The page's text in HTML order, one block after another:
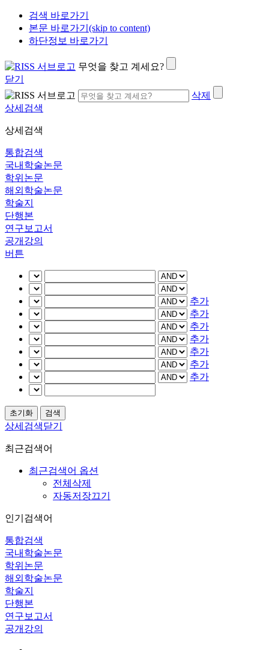
검색 바로가기
본문 바로가기(skip to content)
하단정보 바로가기
무엇을 찾고 계세요?
닫기
삭제
상세검색
상세검색
통합검색
국내학술논문
학위논문
해외학술논문
학술지
단행본
연구보고서
공개강의
버튼
추가
추가
추가
추가
추가
추가
추가
상세검색닫기
최근검색어
최근검색어 옵션
전체삭제
자동저장끄기
인기검색어
통합검색
국내학술논문
학위논문
해외학술논문
학술지
단행본
연구보고서
공개강의